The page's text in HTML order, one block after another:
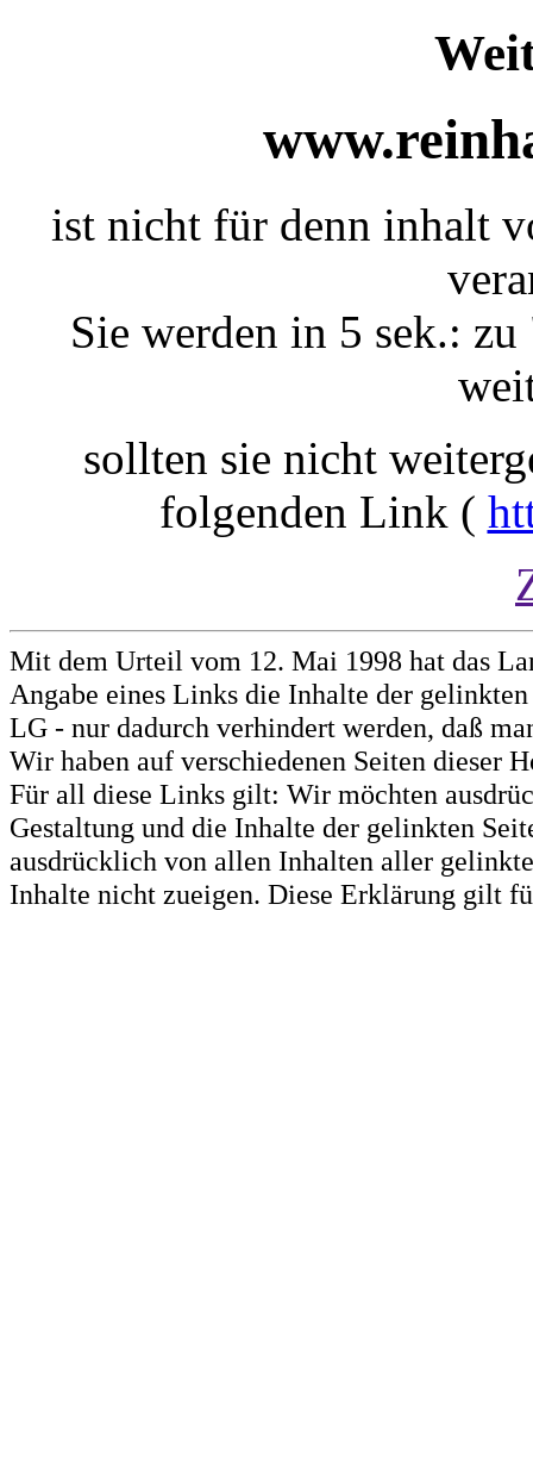
ist nicht für denn inhalt
Sie werden in 5 sek.: zu
sollten sie nicht
folgenden Link (
Mit dem Urteil vom 12. Mai 1998 hat das
Angabe eines Links die Inhalte der
LG - nur dadurch verhindert werden, daß
Wir haben auf verschiedenen Seiten dieser
Für all diese Links gilt: Wir möchten
Gestaltung und die Inhalte der gelinkten
ausdrücklich von allen Inhalten aller
Inhalte nicht zueigen. Diese Erklärung gilt